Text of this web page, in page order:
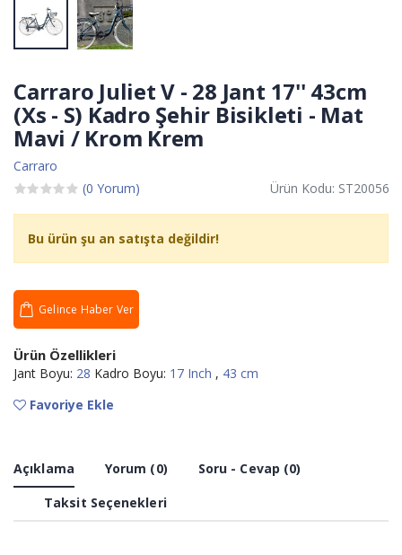
Carraro Juliet V - 28 Jant 17'' 43cm
(Xs - S) Kadro Şehir Bisikleti - Mat
Mavi / Krom Krem
Carraro
(0 Yorum)
Ürün Kodu: ST20056
Bu ürün şu an satışta değildir!
Gelince Haber Ver
Ürün Özellikleri
Jant Boyu: 28 Kadro Boyu: 17 Inch , 43 cm
Favoriye Ekle
Açıklama Yorum (0)
Soru - Cevap (0)
Taksit Seçenekleri